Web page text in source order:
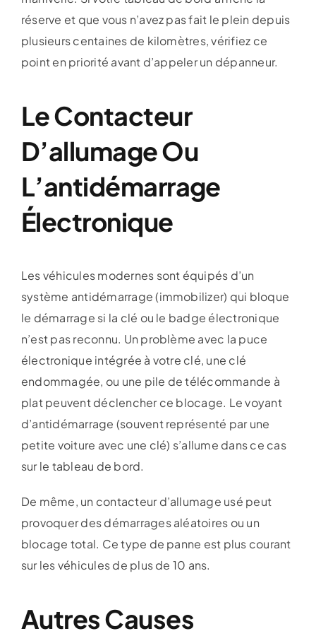
réserve et que vous n’avez pas fait le plein depuis
plusieurs centaines de kilomètres, vérifiez ce
point en priorité avant d’appeler un dépanneur.
Le Contacteur
D’allumage Ou
L’antidémarrage
Électronique
Les véhicules modernes sont équipés d’un
système antidémarrage (immobilizer) qui bloque
le démarrage si la clé ou le badge électronique
n’est pas reconnu. Un problème avec la puce
électronique intégrée à votre clé, une clé
endommagée, ou une pile de télécommande à
plat peuvent déclencher ce blocage. Le voyant
d’antidémarrage (souvent représenté par une
petite voiture avec une clé) s’allume dans ce cas
sur le tableau de bord.
De même, un contacteur d’allumage usé peut
provoquer des démarrages aléatoires ou un
blocage total. Ce type de panne est plus courant
sur les véhicules de plus de 10 ans.
Autres Causes